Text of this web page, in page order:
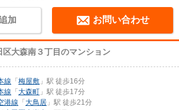
加 お問い合わせ
区大森南３丁目のマンション
線 「 梅屋敷 」駅 徒歩16分
線 「 大森町 」駅 徒歩17分
港線 「 大鳥居 」駅 徒歩21分